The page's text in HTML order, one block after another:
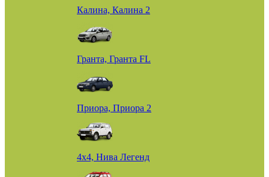
Калина, Калина 2
Гранта, Гранта FL
Приора, Приора 2
4х4, Нива Легенд